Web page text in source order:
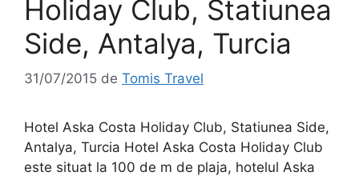
Holiday Club, Statiunea
Side, Antalya, Turcia
31/07/2015 de Tomis Travel
Hotel Aska Costa Holiday Club, Statiunea Side,
Antalya, Turcia Hotel Aska Costa Holiday Club
este situat la 100 de m de plaja, hotelul Aska